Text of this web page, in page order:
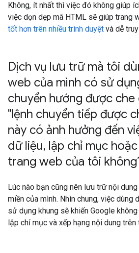
Không, ít nhất thì việc đó không giúp
việc dọn dẹp mã HTML sẽ giúp trang
tốt hơn trên nhiều trình duyệt và dễ
Dịch vụ lưu trữ mà tôi
web của mình có sử
chuyển hướng được che
"lệnh chuyển tiếp được
này có ảnh hưởng đến
dữ liệu, lập chỉ mục
trang web của tôi
Lúc nào bạn cũng nên lưu trữ nội
miền của mình. Nhìn chung, việc dùng
sử dụng khung sẽ khiến Google
lập chỉ mục và xếp hạng nội dung trên